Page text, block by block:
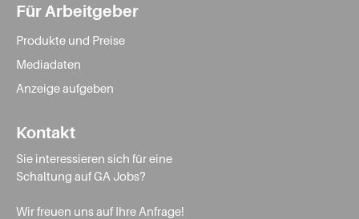
Für Arbeitgeber
Produkte und Preise
Mediadaten
Anzeige aufgeben
Kontakt
Sie interessieren sich für eine
Schaltung auf GA Jobs?
Wir freuen uns auf Ihre Anfrage!